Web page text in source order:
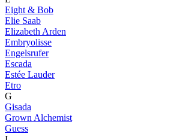
Eight & Bob
Elie Saab
Elizabeth Arden
Embryolisse
Engelsrufer
Escada
Estée Lauder
Etro
G
Gisada
Grown Alchemist
Guess